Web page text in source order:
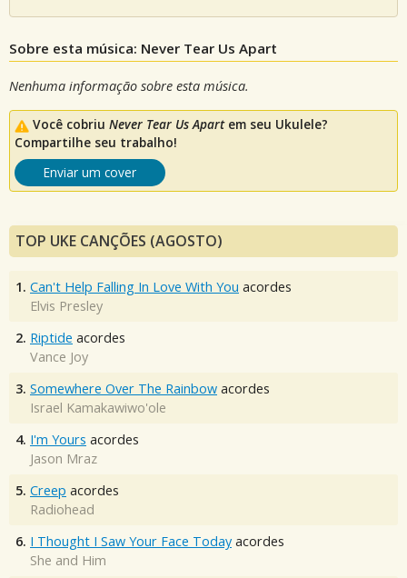
Sobre esta música: Never Tear Us Apart
Nenhuma informação sobre esta música.
Você cobriu Never Tear Us Apartem seu Ukulele?
Compartilhe seu trabalho!
Enviar um cover
TOP UKE CANÇÕES (AGOSTO)
1. Can't Help Falling In Love With You acordes
Elvis Presley
2. Riptide acordes
Vance Joy
3. Somewhere Over The Rainbow acordes
Israel Kamakawiwo'ole
4. I'm Yours acordes
Jason Mraz
5. Creep acordes
Radiohead
6. I Thought I Saw Your Face Today acordes
She and Him